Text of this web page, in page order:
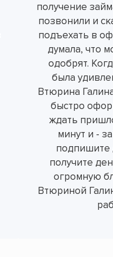
получение
позвонили и
подъехать в
думала, что
одобрят.
была
Втюрина
быстро
ждать
минут и -
подпишите
получите
огромную
Втюриной